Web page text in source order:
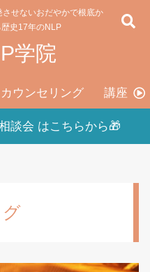
せないおだやかで根底か
史17年のNLP
学院
カウンセリング 講座料
談会 はこちらから🎁